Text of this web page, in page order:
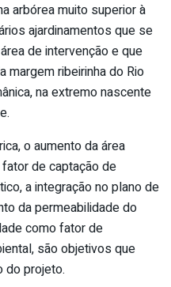
arbórea muito superior à
ajardinamentos que se
de intervenção e que
margem ribeirinha do Rio
na extremo nascente
o aumento da área
de captação de
a integração no plano de
da permeabilidade do
como fator de
são objetivos que
do projeto.